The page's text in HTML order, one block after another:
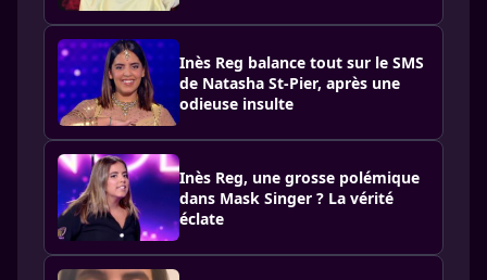
Inès Reg balance tout sur le SMS
de Natasha St-Pier, après une
odieuse insulte
Inès Reg, une grosse polémique
dans Mask Singer ? La vérité
éclate